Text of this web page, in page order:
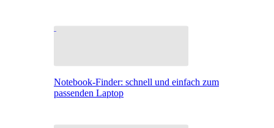
Notebook-Finder: schnell und einfach zum
passenden Laptop